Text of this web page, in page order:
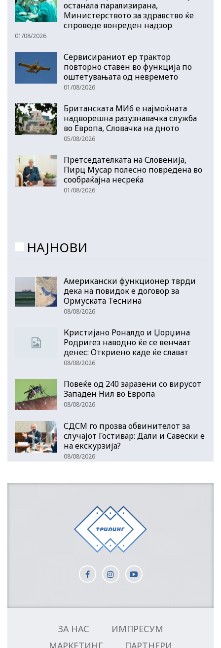
останала парализирана,
Министерството за здравство ќе
спроведе вонреден надзор
01/08/2026
Сервисираниот ер трактор
повторно ставен во функција по
оштетувањата од невремето
01/08/2026
Британската МИ6 е најмоќната
надворешна разузнавачка служба
во Европа, Словачка на дното
05/08/2026
Претседателката на Словенија,
Пирц Мусар полесно повредена во
сообраќајна несреќа
01/08/2026
НАЈНОВИ
Американски функционер тврди
дека на повидок е договор за
Ормуската Теснина
08/08/2026
Кристијано Роналдо и Џорџина
Родригез наводно ќе се венчаат
денес: Откриено каде ќе слават
08/08/2026
Повеќе од 240 заразени со вирусот
Западен Нил во Европа
08/08/2026
СДСМ го прозва обвинителот за
случајот Гостивар: Дали и Савески е
на екскурзија?
08/08/2026
ЗА НАС
ИМПРЕСУМ